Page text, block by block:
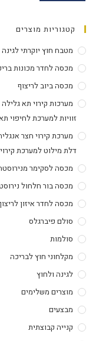
קטגוריות מוצרים
מטבח חוץ יוקרתי
מכסה לחדר מכונות
מכסה ביוב לריצוף
מערכות קירוי תא
זוויות למערכת לחיפוי
מערכת קירוי חצר
דלת מילוט למערכת
מכסה לסקימר
מכסה בור חלחול
מכסה לחדר איזון
סולם פיברגלס
סולמות​
מקלחוני חוץ לבריכה
לגינה ולחוץ
מוצרים משלימים
מבצעים
קנייה קבוצתית